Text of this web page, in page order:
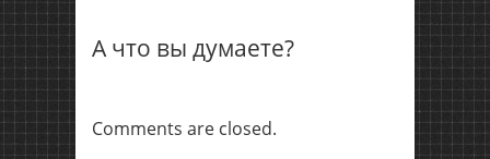
А что вы думаете?
Comments are closed.